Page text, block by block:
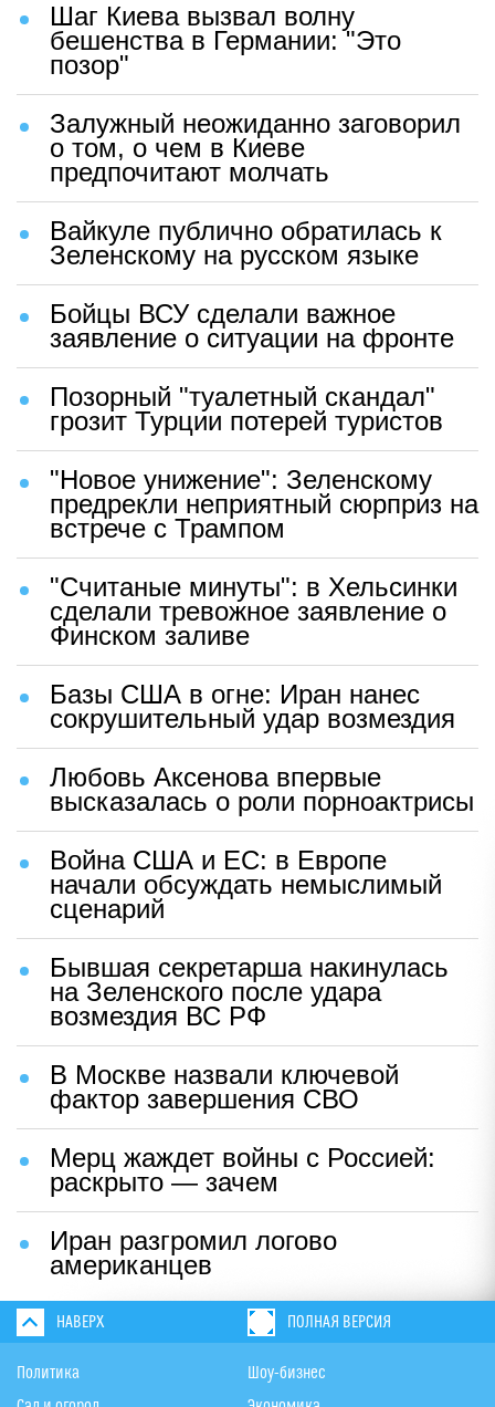
Шаг Киева вызвал волну
бешенства в Германии: "Это
позор"
Залужный неожиданно заговорил
о том, о чем в Киеве
предпочитают молчать
Вайкуле публично обратилась к
Зеленскому на русском языке
Бойцы ВСУ сделали важное
заявление о ситуации на фронте
Позорный "туалетный скандал"
грозит Турции потерей туристов
"Новое унижение": Зеленскому
предрекли неприятный сюрприз на
встрече с Трампом
"Считаные минуты": в Хельсинки
сделали тревожное заявление о
Финском заливе
Базы США в огне: Иран нанес
сокрушительный удар возмездия
Любовь Аксенова впервые
высказалась о роли порноактрисы
Война США и ЕС: в Европе
начали обсуждать немыслимый
сценарий
Бывшая секретарша накинулась
на Зеленского после удара
возмездия ВС РФ
В Москве назвали ключевой
фактор завершения СВО
Мерц жаждет войны с Россией:
раскрыто — зачем
Иран разгромил логово
американцев
НАВЕРХ ПОЛНАЯ ВЕРСИЯ
Политика
Шоу-бизнес